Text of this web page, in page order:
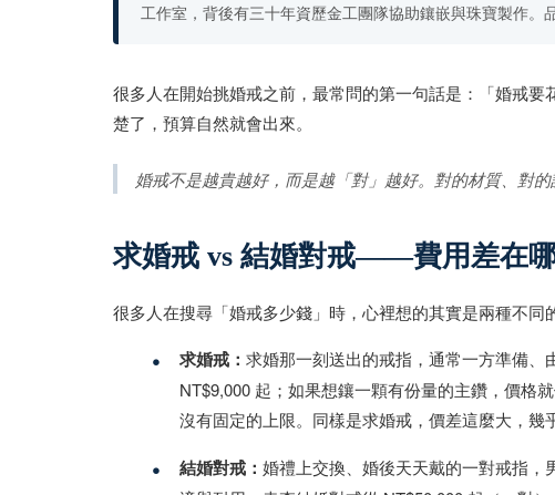
工作室，背後有三十年資歷金工團隊協助鑲嵌與珠寶製作。
很多人在開始挑婚戒之前，最常問的第一句話是：「婚戒
楚了，預算自然就會出來。
婚戒不是越貴越好，而是越「對」越好。對的材質、對
求婚戒 vs 結婚對戒——費用差在
很多人在搜尋「婚戒多少錢」時，心裡想的其實是兩種不同
• 求婚戒： 求婚那一刻送出的戒指，通常一方準備
NT$9,000 起；如果想鑲一顆有份量的主鑽，價
沒有固定的上限。同樣是求婚戒，價差這麼大，幾
• 結婚對戒： 婚禮上交換、婚後天天戴的一對戒指